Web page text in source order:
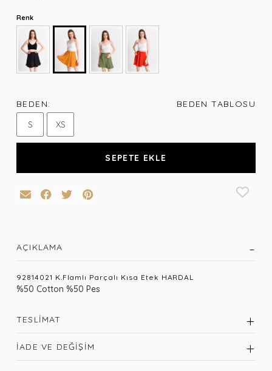
Renk
BEDEN:
BEDEN TABLOSU
S
XS
SEPETE EKLE
AÇIKLAMA
92814021 K.Flamlı Parçalı Kısa Etek HARDAL
%50 Cotton %50 Pes
TESLIMAT
İADE VE DEĞIŞIM